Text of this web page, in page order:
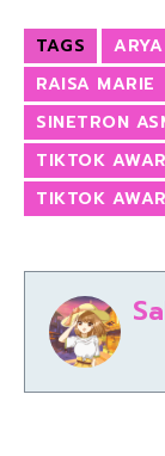
TAGS
RAISA MARIE
SINETRON
TIKTOK
TIKTOK